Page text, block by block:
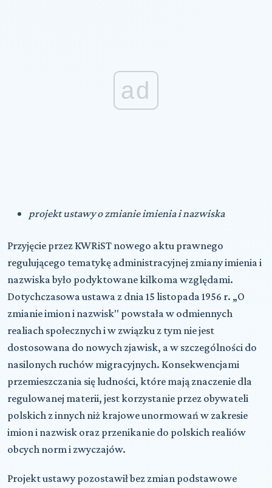
ad
projekt ustawy o zmianie imienia i nazwiska
Przyjęcie przez KWRiST nowego aktu prawnego
regulującego tematykę administracyjnej zmiany imienia i
nazwiska było podyktowane kilkoma względami.
Dotychczasowa ustawa z dnia 15 listopada 1956 r. „O
zmianie imion i nazwisk" powstała w odmiennych
realiach społecznych i w związku z tym nie jest
dostosowana do nowych zjawisk, a w szczególności do
nasilonych ruchów migracyjnych. Konsekwencjami
przemieszczania się ludności, które mają znaczenie dla
regulowanej materii, jest korzystanie przez obywateli
polskich z innych niż krajowe unormowań w zakresie
imion i nazwisk oraz przenikanie do polskich realiów
obcych norm i zwyczajów.
Projekt ustawy pozostawił bez zmian podstawowe